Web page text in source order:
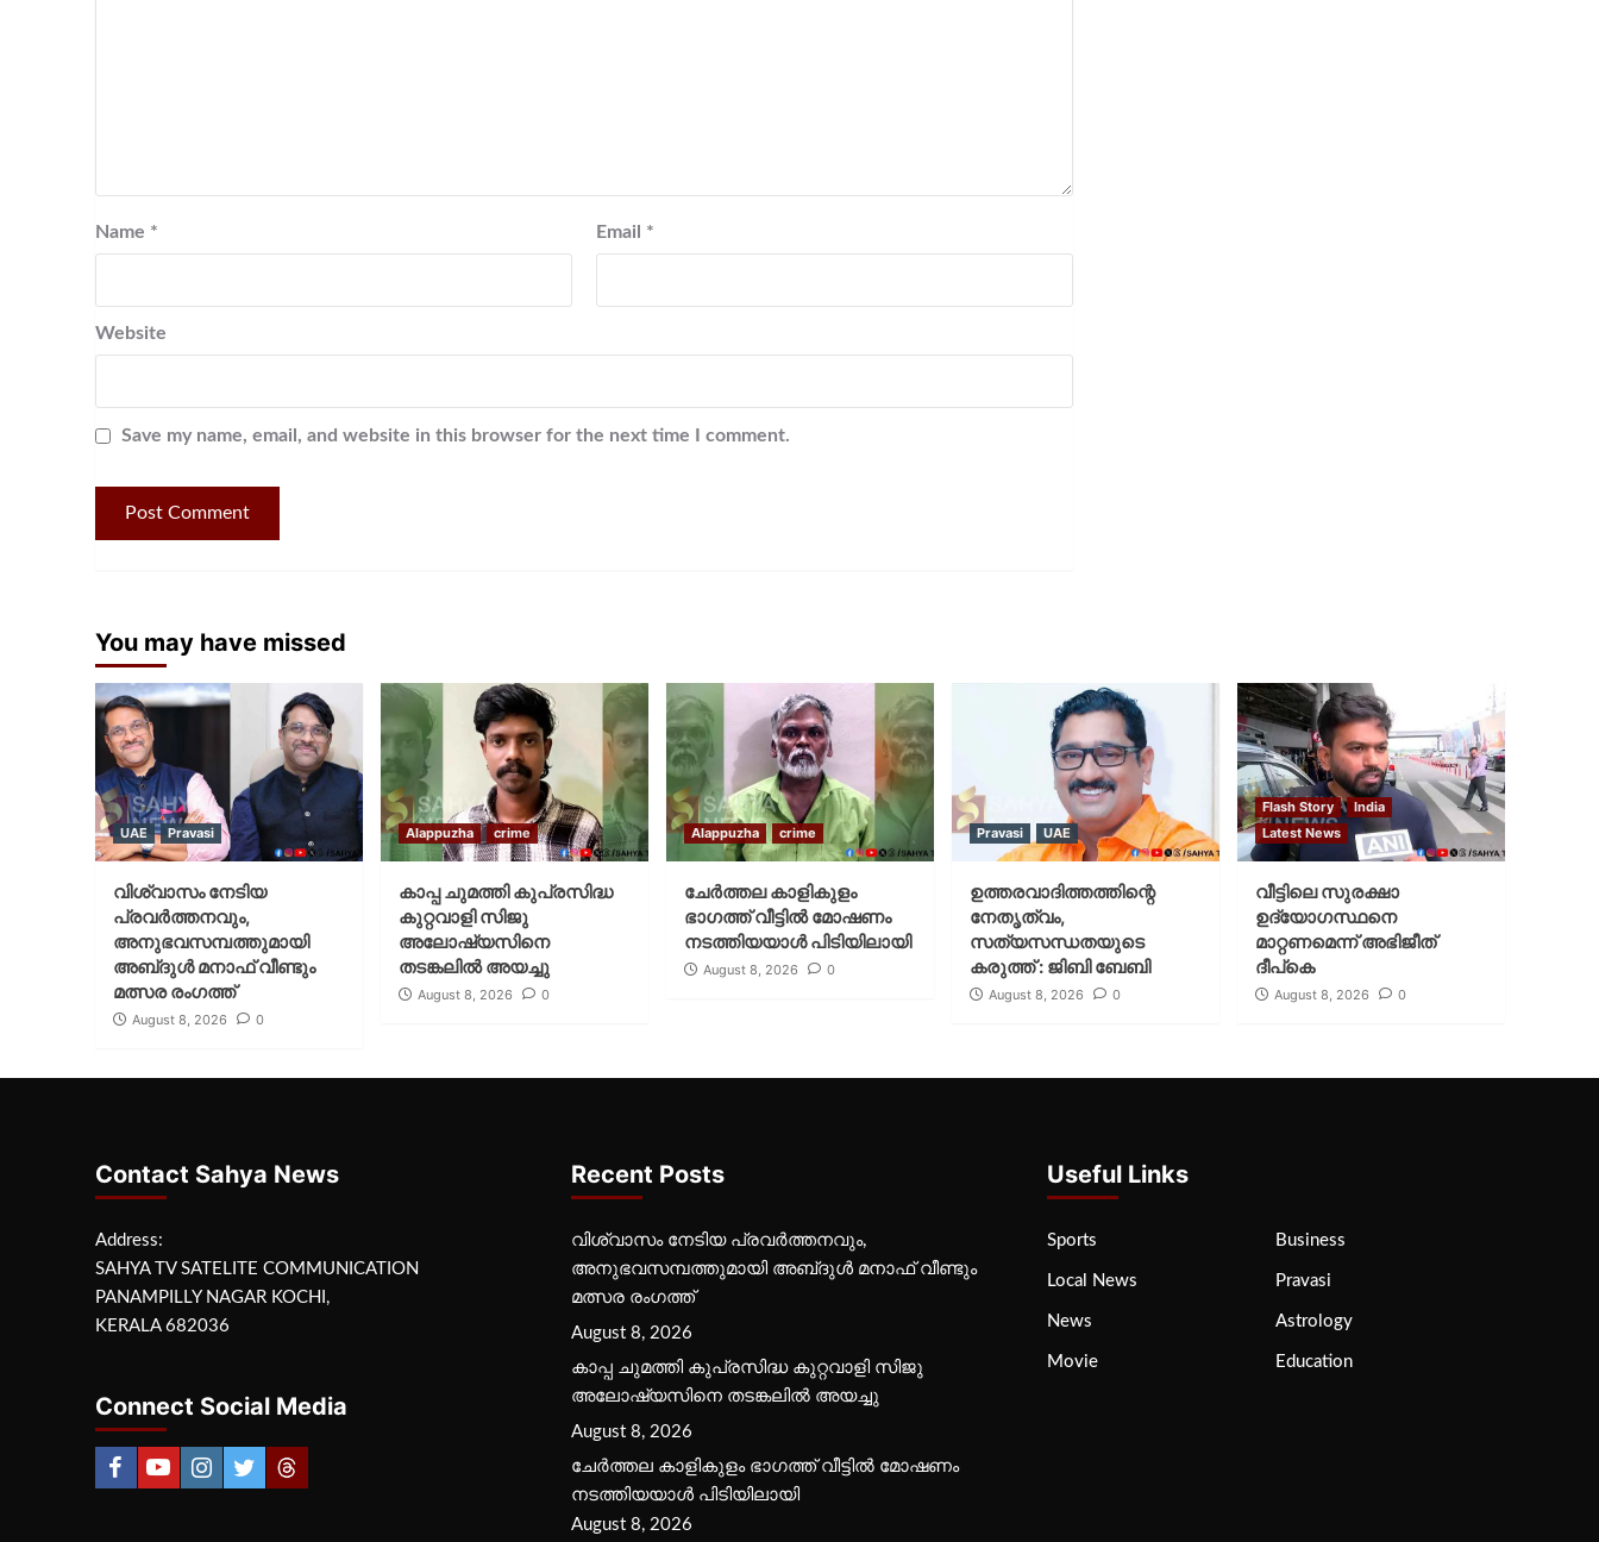
Name * Email *
Website
Save my name, email, and website in this browser for the next time I comment.
You may have missed
UAE Pravasi
വിശ്വാസം നേടിയ
പ്രവർത്തനവും,
അനുഭവസമ്പത്തുമായി
അബ്‌ദുൾ മനാഫ് വീണ്ടും
മത്സര രംഗത്ത്
August 8, 2026 0
Alappuzha crime
കാപ്പ ചുമത്തി കുപ്രസിദ്ധ
കുറ്റവാളി സിജു
അലോഷ്യസിനെ
തടങ്കലിൽ അയച്ചു
August 8, 2026 0
Alappuzha crime
ചേർത്തല കാളികുളം
ഭാഗത്ത് വീട്ടിൽ മോഷണം
നടത്തിയയാൾ പിടിയിലായി
August 8, 2026 0
Pravasi UAE
ഉത്തരവാദിത്തത്തിന്റെ
നേതൃത്വം,
സത്യസന്ധതയുടെ
കരുത്ത് : ജിബി ബേബി
August 8, 2026 0
Flash Story
India
Latest News
വീട്ടിലെ സുരക്ഷാ
ഉദ്യോഗസ്ഥനെ
മാറ്റണമെന്ന് അഭിജീത്
ദീപ്‌കെ
August 8, 2026 0
Contact Sahya News
Address:
SAHYA TV SATELITE COMMUNICATION
PANAMPILLY NAGAR KOCHI,
KERALA 682036
Connect Social Media
Recent Posts
വിശ്വാസം നേടിയ പ്രവർത്തനവും,
അനുഭവസമ്പത്തുമായി അബ്‌ദുൾ മനാഫ് വീണ്ടും
മത്സര രംഗത്ത്
August 8, 2026
കാപ്പ ചുമത്തി കുപ്രസിദ്ധ കുറ്റവാളി സിജു
അലോഷ്യസിനെ തടങ്കലിൽ അയച്ചു
August 8, 2026
ചേർത്തല കാളികുളം ഭാഗത്ത് വീട്ടിൽ മോഷണം
നടത്തിയയാൾ പിടിയിലായി
August 8, 2026
Useful Links
Sports Business
Local News Pravasi
News Astrology
Movie Education